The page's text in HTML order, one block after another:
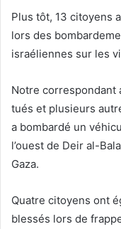
Plus tôt, 13 citoyens
lors des
israéliennes sur les
Notre correspondant
tués et plusieurs
a bombardé un
l’ouest de Deir al-
Gaza.
Quatre citoyens ont
blessés lors de